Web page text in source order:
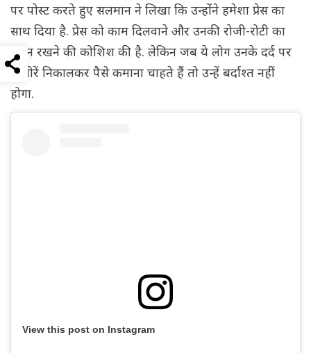
पर पोस्ट करते हुए सलमान ने लिखा कि उन्होंने हमेशा प्रेस का
साथ दिया है. प्रेस को काम दिलवाने और उनकी रोजी-रोटी का
ध्यान रखने की कोशिश की है. लेकिन जब ये लोग उनके दर्द पर
तस्वीरें निकालकर पैसे कमाना चाहते हैं तो उन्हें बर्दाश्त नहीं
होगा.
View this post on Instagram